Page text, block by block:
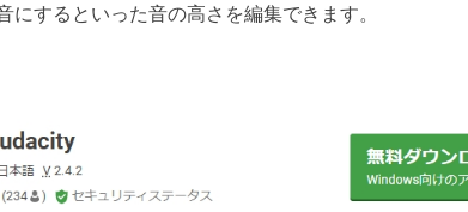
するといった音の高さを編集できます。